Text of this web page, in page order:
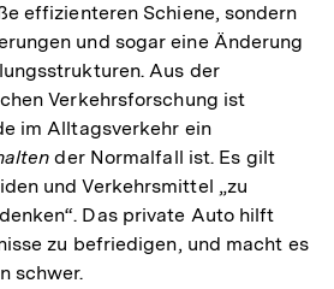
effizienteren Schiene, sondern
und sogar eine Änderung
Aus der
Verkehrsforschung ist
im Alltagsverkehr ein
der Normalfall ist. Es gilt
und Verkehrsmittel „zu
Das private Auto hilft
zu befriedigen, und macht es
schwer.